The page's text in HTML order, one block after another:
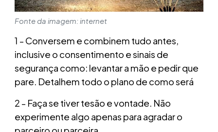
Fonte da imagem: internet
1 - Conversem e combinem tudo antes,
inclusive o consentimento e sinais de
segurança como: levantar a mão e pedir que
pare. Detalhem todo o plano de como será
2 - Faça se tiver tesão e vontade. Não
experimente algo apenas para agradar o